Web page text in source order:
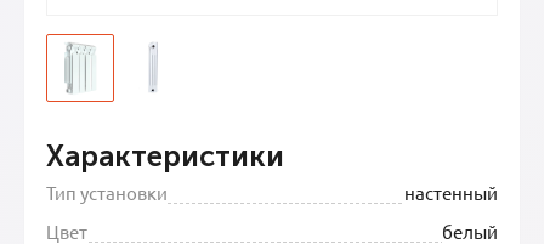
Характеристики
Тип установки
настенный
Цвет
белый